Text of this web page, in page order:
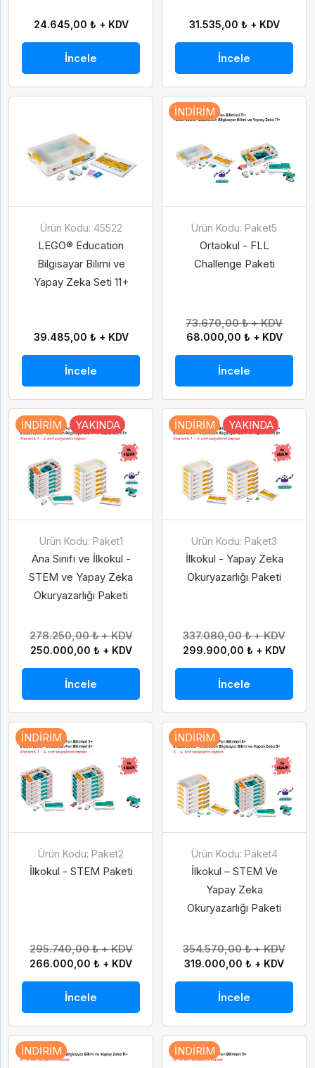
24.645,00 ₺ + KDV
İncele
31.535,00 ₺ + KDV
İncele
Ürün Kodu: 45522
LEGO® Education
Bilgisayar Bilimi ve
Yapay Zeka Seti 11+
39.485,00 ₺ + KDV
İncele
İNDIRIM
Ürün Kodu: Paket5
Ortaokul - FLL
Challenge Paketi
73.670,00 ₺ + KDV
68.000,00 ₺ + KDV
İncele
İNDIRIM YAKINDA
Ürün Kodu: Paket1
Ana Sınıfı ve İlkokul -
STEM ve Yapay Zeka
Okuryazarlığı Paketi
278.250,00 ₺ + KDV
250.000,00 ₺ + KDV
İncele
İNDIRIM YAKINDA
Ürün Kodu: Paket3
İlkokul - Yapay Zeka
Okuryazarlığı Paketi
337.080,00 ₺ + KDV
299.900,00 ₺ + KDV
İncele
İNDIRIM
Ürün Kodu: Paket2
İlkokul - STEM Paketi
295.740,00 ₺ + KDV
266.000,00 ₺ + KDV
İncele
İNDIRIM
Ürün Kodu: Paket4
İlkokul – STEM Ve
Yapay Zeka
Okuryazarlığı Paketi
354.570,00 ₺ + KDV
319.000,00 ₺ + KDV
İncele
İNDIRIM İNDIRIM